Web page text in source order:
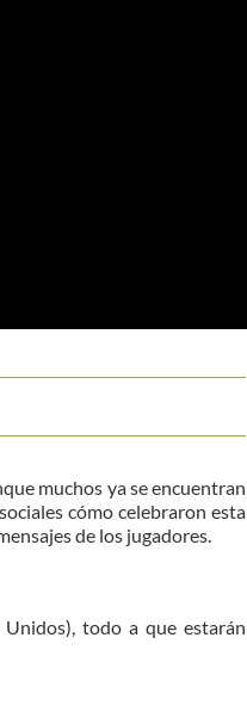
muchos ya se encuentran
cómo celebraron esta
de los jugadores.
todo a que estarán